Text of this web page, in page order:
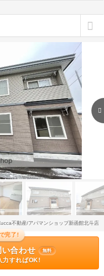
不動産/アパマンショップ新函館北斗店
完了!
合わせ 無料
力すればOK!